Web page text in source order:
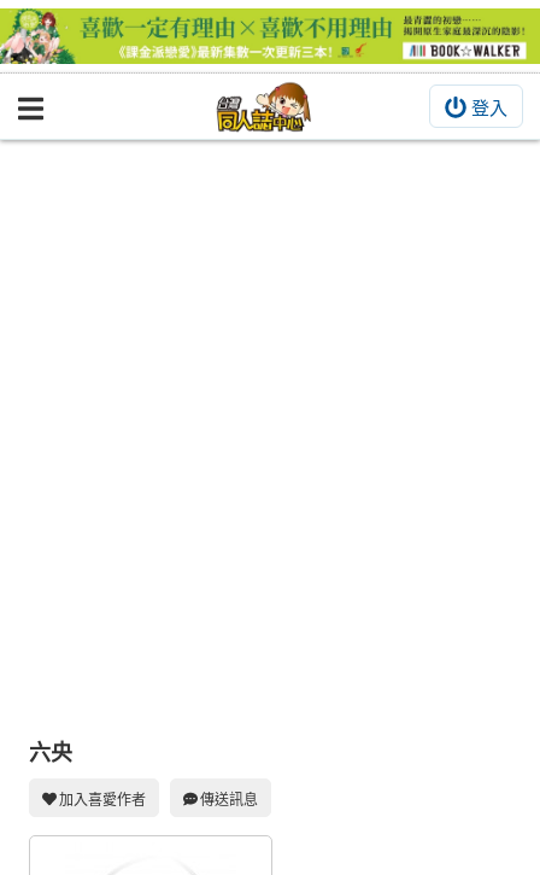
登入
BOOKY書集倉庫
攤位轉讓區
會員功能選單
六央
加入喜愛作者 傳送訊息